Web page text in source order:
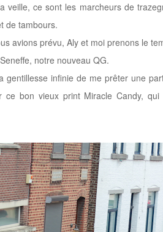
veille, ce sont les marcheurs de
de tambours.
avions prévu, Aly et moi prenons le
notre nouveau QG.
gentillesse infinie de me prêter une
ce bon vieux print Miracle Candy,